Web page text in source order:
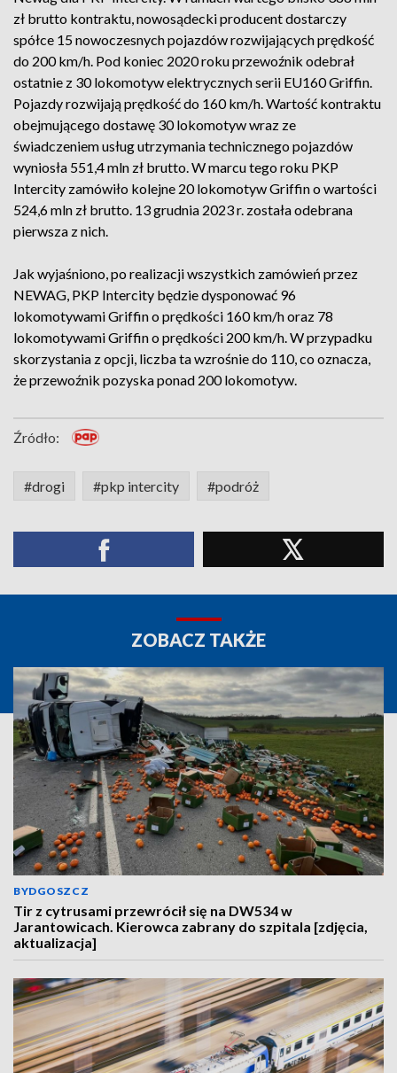
zł brutto kontraktu, nowosądecki producent dostarczy
spółce 15 nowoczesnych pojazdów rozwijających prędkość
do 200 km/h. Pod koniec 2020 roku przewoźnik odebrał
ostatnie z 30 lokomotyw elektrycznych serii EU160 Griffin.
Pojazdy rozwijają prędkość do 160 km/h. Wartość kontraktu
obejmującego dostawę 30 lokomotyw wraz ze
świadczeniem usług utrzymania technicznego pojazdów
wyniosła 551,4 mln zł brutto. W marcu tego roku PKP
Intercity zamówiło kolejne 20 lokomotyw Griffin o wartości
524,6 mln zł brutto. 13 grudnia 2023 r. została odebrana
pierwsza z nich.
Jak wyjaśniono, po realizacji wszystkich zamówień przez
NEWAG, PKP Intercity będzie dysponować 96
lokomotywami Griffin o prędkości 160 km/h oraz 78
lokomotywami Griffin o prędkości 200 km/h. W przypadku
skorzystania z opcji, liczba ta wzrośnie do 110, co oznacza,
że przewoźnik pozyska ponad 200 lokomotyw.
Źródło:
#drogi #pkp intercity #podróż
ZOBACZ TAKŻE
BYDGOSZCZ
Tir z cytrusami przewrócił się na DW534 w
Jarantowicach. Kierowca zabrany do szpitala [zdjęcia,
aktualizacja]